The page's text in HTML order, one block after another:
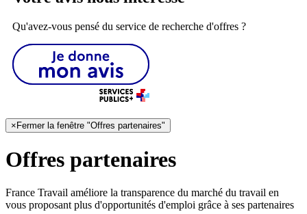
Qu'avez-vous pensé du service de recherche d'offres ?
×Fermer la fenêtre "Offres partenaires"
Offres partenaires
France Travail améliore la transparence du marché du travail en
vous proposant plus d'opportunités d'emploi grâce à ses partenaires